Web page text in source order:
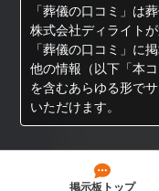
「葬儀の口コミ」は
株式会社ディライトが
「葬儀の口コミ」に
他の情報（以下「本
を含むあらゆる形で
いただけます。
Copyright ©
掲示板トップ